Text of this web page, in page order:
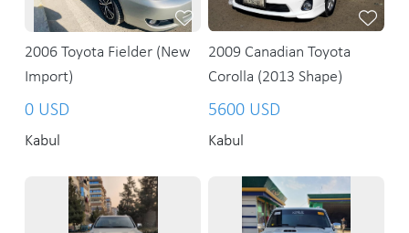
2006 Toyota Fielder (New
Import)
0 USD
Kabul
2009 Canadian Toyota
Corolla (2013 Shape)
5600 USD
Kabul